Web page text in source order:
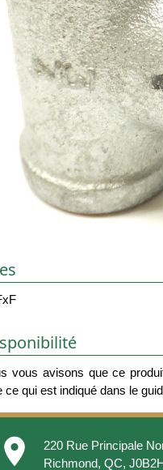
vous avisons que ce
qui est indiqué dans le
place
220 Rue Principale
Richmond, QC,